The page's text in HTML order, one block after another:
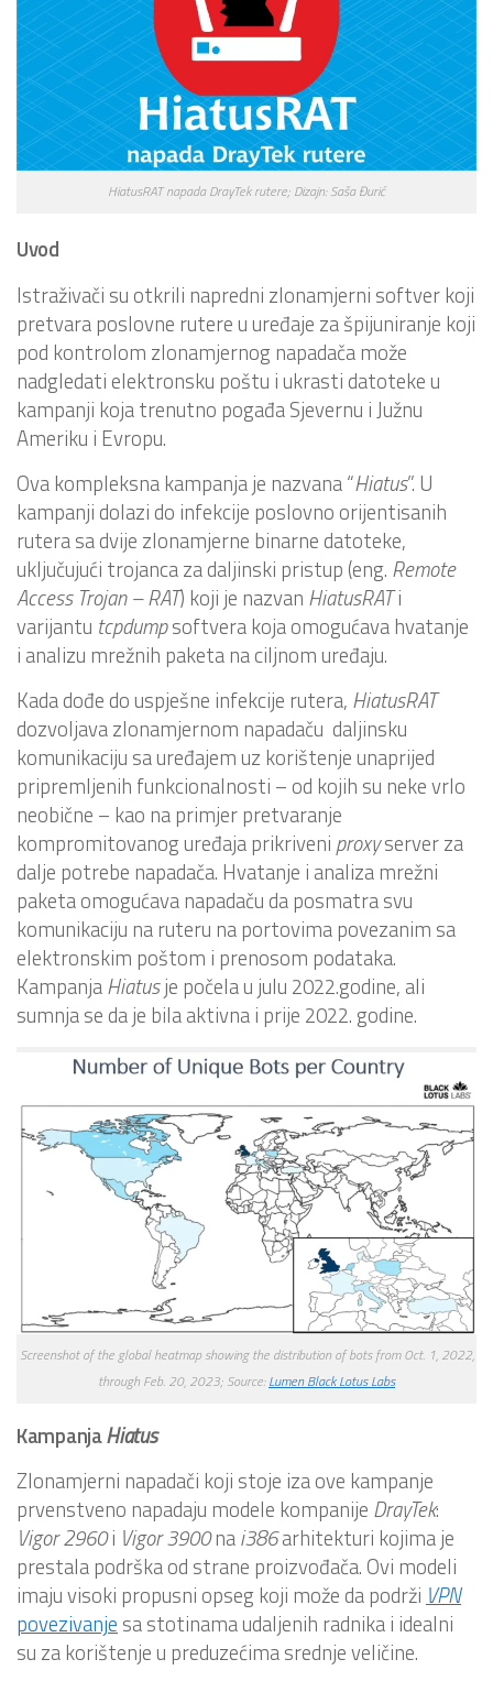
HiatusRAT napada DrayTek rutere; Dizajn: Saša Đurić
Uvod
Istraživači su otkrili napredni zlonamjerni softver koji
pretvara poslovne rutere u uređaje za špijuniranje koji
pod kontrolom zlonamjernog napadača može
nadgledati elektronsku poštu i ukrasti datoteke u
kampanji koja trenutno pogađa Sjevernu i Južnu
Ameriku i Evropu.
Ova kompleksna kampanja je nazvana “Hiatus”. U
kampanji dolazi do infekcije poslovno orijentisanih
rutera sa dvije zlonamjerne binarne datoteke,
uključujući trojanca za daljinski pristup (eng. Remote
Access Trojan – RAT) koji je nazvan HiatusRATi
varijantu tcpdumpsoftvera koja omogućava hvatanje
i analizu mrežnih paketa na ciljnom uređaju.
Kada dođe do uspješne infekcije rutera, HiatusRAT
dozvoljava zlonamjernom napadaču daljinsku
komunikaciju sa uređajem uz korištenje unaprijed
pripremljenih funkcionalnosti – od kojih su neke vrlo
neobične – kao na primjer pretvaranje
kompromitovanog uređaja prikriveni proxyserver za
dalje potrebe napadača. Hvatanje i analiza mrežni
paketa omogućava napadaču da posmatra svu
komunikaciju na ruteru na portovima povezanim sa
elektronskim poštom i prenosom podataka.
KampanjaHiatusje počela u julu 2022.godine, ali
sumnja se da je bila aktivna i prije 2022. godine.
Screenshot of the global heatmap showing the distribution of bots from Oct. 1, 2022,
through Feb. 20, 2023; Source:Lumen Black Lotus Labs
KampanjaHiatus
Zlonamjerni napadači koji stoje iza ove kampanje
prvenstveno napadaju modele kompanije DrayTek:
Vigor 2960i Vigor 3900nai386arhitekturi kojima je
prestala podrška od strane proizvođača. Ovi modeli
imaju visoki propusni opseg koji može da podrži VPN
povezivanje sa stotinama udaljenih radnika i idealni
su za korištenje u preduzećima srednje veličine.